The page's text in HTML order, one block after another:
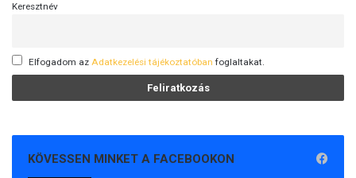
Keresztnév
Elfogadom az Adatkezelési tájékoztatóban foglaltakat.
KÖVESSEN MINKET A FACEBOOKON